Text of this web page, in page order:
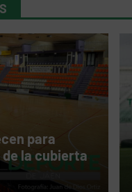
para
la cubierta